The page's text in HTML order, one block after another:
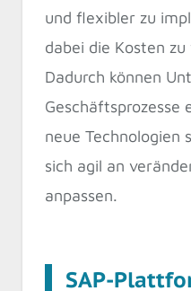
und flexibler zu
dabei die Kosten
Dadurch können
neue Technologien
sich agil an
anpassen.
SAP-